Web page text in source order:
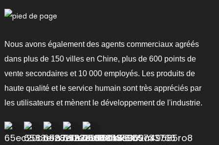
Nous avons également des agents commerciaux agréés
dans plus de 150 villes en Chine, plus de 600 points de
vente secondaires et 10 000 employés. Les produits de
haute qualité et le service humain sont très appréciés par
les utilisateurs et mènent le développement de l'industrie.